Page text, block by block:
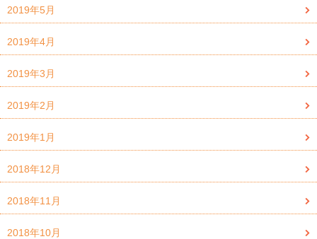
2019年5月
2019年4月
2019年3月
2019年2月
2019年1月
2018年12月
2018年11月
2018年10月